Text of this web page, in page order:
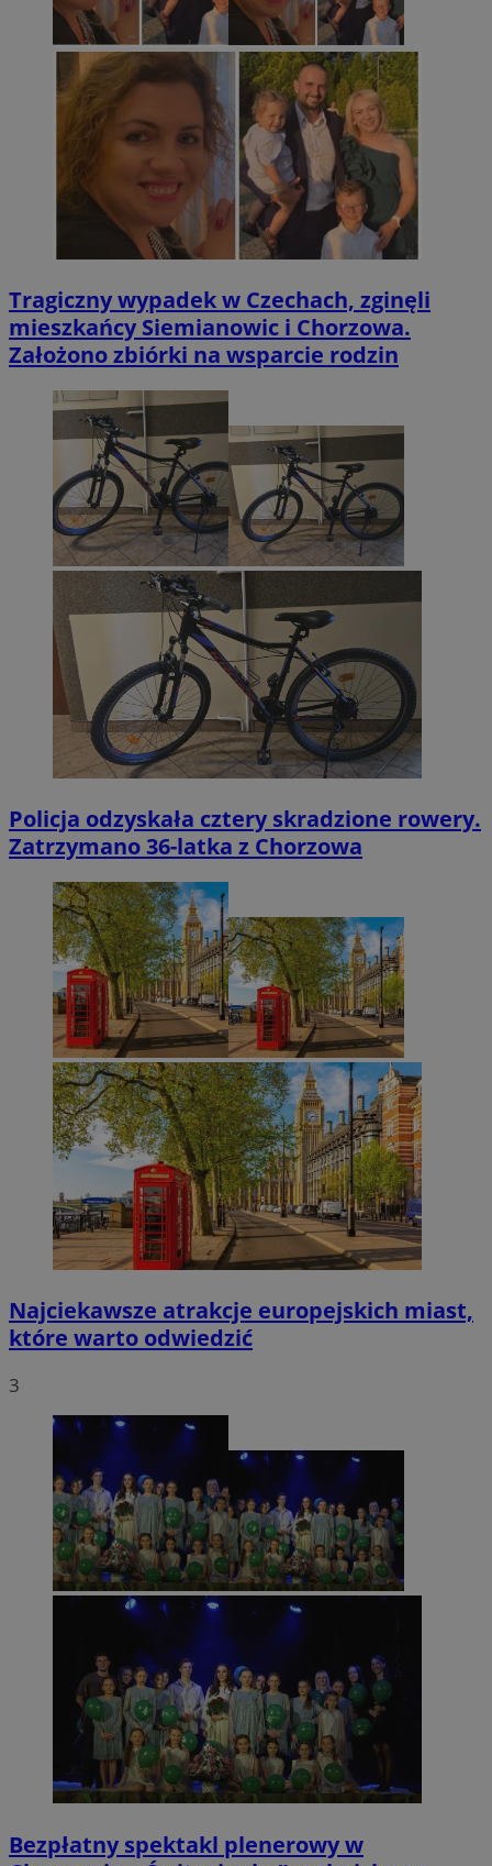
Tragiczny wypadek w Czechach, zginęli
mieszkańcy Siemianowic i Chorzowa.
Założono zbiórki na wsparcie rodzin
Policja odzyskała cztery skradzione rowery.
Zatrzymano 36-latka z Chorzowa
Najciekawsze atrakcje europejskich miast,
które warto odwiedzić
3
Bezpłatny spektakl plenerowy w